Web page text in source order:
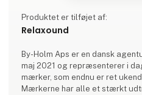
Produktet er tilføjet af:
Relaxound
By-Holm Aps er en dansk
maj 2021 og repræsenterer i
mærker, som endnu er ret
Mærkerne har alle et stærkt